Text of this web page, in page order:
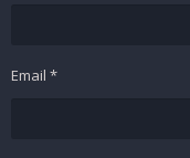
Email *